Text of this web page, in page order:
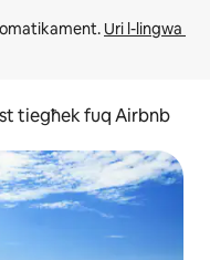
Uri l-lingwa
tiegħek fuq Airbnb